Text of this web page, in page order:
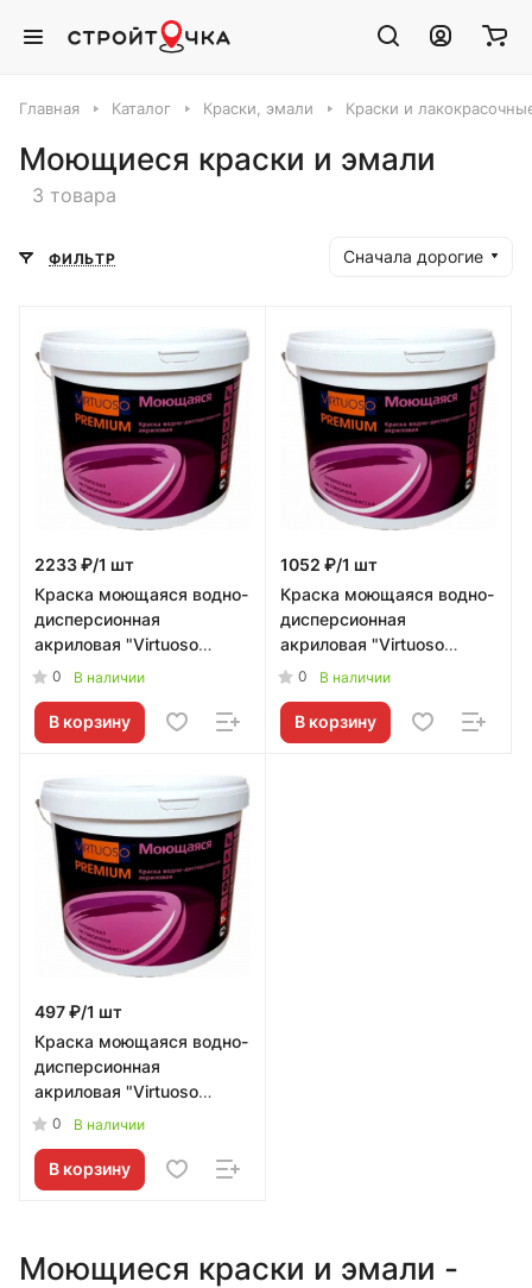
Главная Каталог Краски, эмали Краски и
Моющиеся краски и эмали
3 товара
ФИЛЬТР Сначала дорогие
2233 ₽/1 шт
Краска моющаяся водно-
дисперсионная
акриловая "Virtuoso
Premium",15кг VIRTUOSO -
0 В наличии
В корзину
1052 ₽/1 шт
Краска моющаяся водно-
дисперсионная
акриловая "Virtuoso
Premium", 7кг VIRTUOSO -
0 В наличии
В корзину
497 ₽/1 шт
Краска моющаяся водно-
дисперсионная
акриловая "Virtuoso
Premium", 3кг VIRTUOSO -
0 В наличии
В корзину
Моющиеся краски и эмали -